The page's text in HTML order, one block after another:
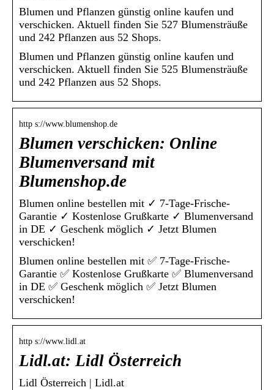
Blumen und Pflanzen günstig online kaufen und
verschicken. Aktuell finden Sie 527 Blumensträuße
und 242 Pflanzen aus 52 Shops.
Blumen und Pflanzen günstig online kaufen und
verschicken. Aktuell finden Sie 525 Blumensträuße
und 242 Pflanzen aus 52 Shops.
http s://www.blumenshop.de
Blumen verschicken: Online
Blumenversand mit
Blumenshop.de
Blumen online bestellen mit ✓ 7-Tage-Frische-
Garantie ✓ Kostenlose Grußkarte ✓ Blumenversand
in DE ✓ Geschenk möglich ✓ Jetzt Blumen
verschicken!
Blumen online bestellen mit ✅ 7-Tage-Frische-
Garantie ✅ Kostenlose Grußkarte ✅ Blumenversand
in DE ✅ Geschenk möglich ✅ Jetzt Blumen
verschicken!
http s://www.lidl.at
Lidl.at: Lidl Österreich
Lidl Österreich | Lidl.at